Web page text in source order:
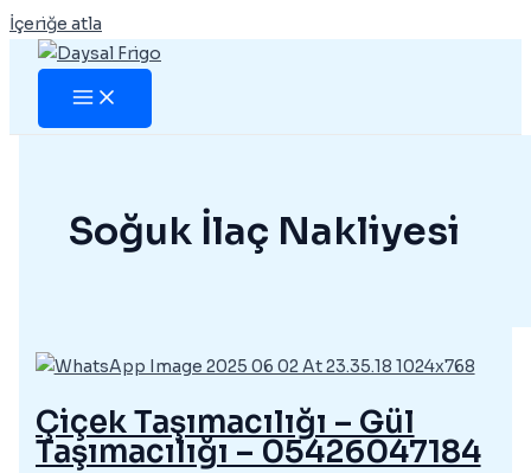
İçeriğe atla
Soğuk İlaç Nakliyesi
Çiçek Taşımacılığı – Gül
Taşımacılığı – 05426047184